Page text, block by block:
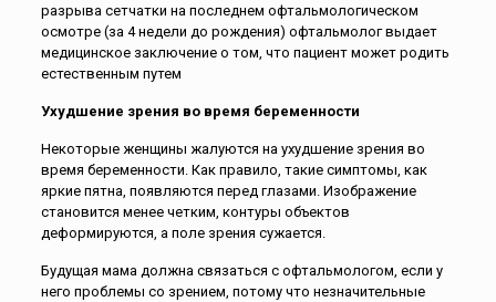
разрыва сетчатки на последнем офтальмологическом
осмотре (за 4 недели до рождения) офтальмолог выдает
медицинское заключение о том, что пациент может родить
естественным путем
Ухудшение зрения во время беременности
Некоторые женщины жалуются на ухудшение зрения во
время беременности. Как правило, такие симптомы, как
яркие пятна, появляются перед глазами. Изображение
становится менее четким, контуры объектов
деформируются, а поле зрения сужается.
Будущая мама должна связаться с офтальмологом, если у
него проблемы со зрением, потому что незначительные